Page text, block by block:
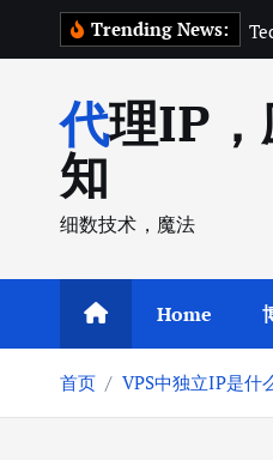
Trending News: Te
代理IP，应知尽
知
细数技术，魔法
Home
首页 VPS中独立IP是什